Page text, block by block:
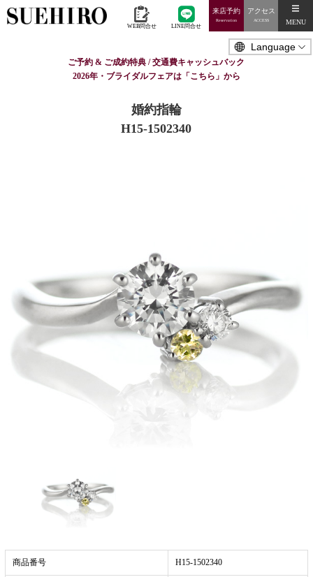
WEB問合せ LINE問合せ
来店予約
Reservation
アクセス
ACCESS MENU
ご予約 & ご成約特典 / 交通費キャッシュバック
2026年・ブライダルフェアは「こちら」から
婚約指輪
H15-1502340
商品番号 H15-1502340